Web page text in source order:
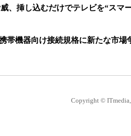
、挿し込むだけでテレビを“スマ
帯機器向け接続規格に新たな市場
Copyright ©